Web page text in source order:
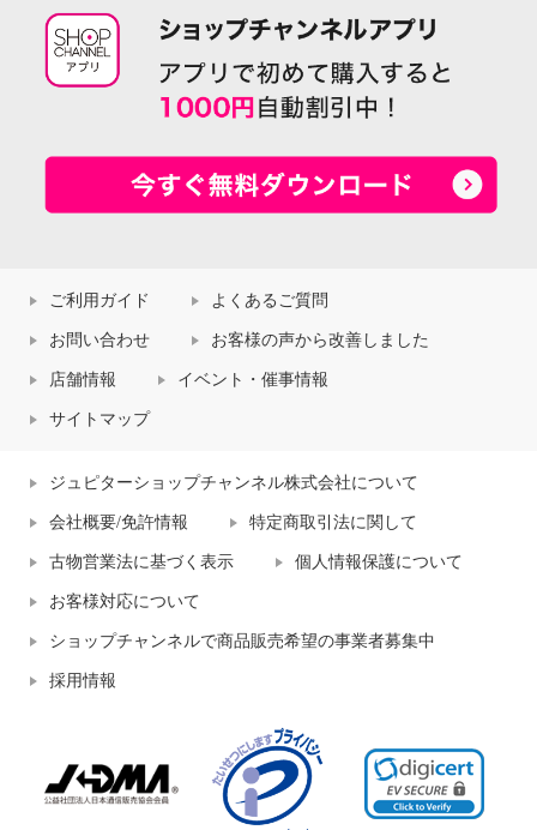
ご利用ガイド よくあるご質問
お問い合わせ お客様の声から改善しました
店舗情報 イベント・催事情報
サイトマップ
ジュピターショップチャンネル株式会社について
会社概要/免許情報 特定商取引法に関して
古物営業法に基づく表示 個人情報保護について
お客様対応について
ショップチャンネルで商品販売希望の事業者募集中
採用情報